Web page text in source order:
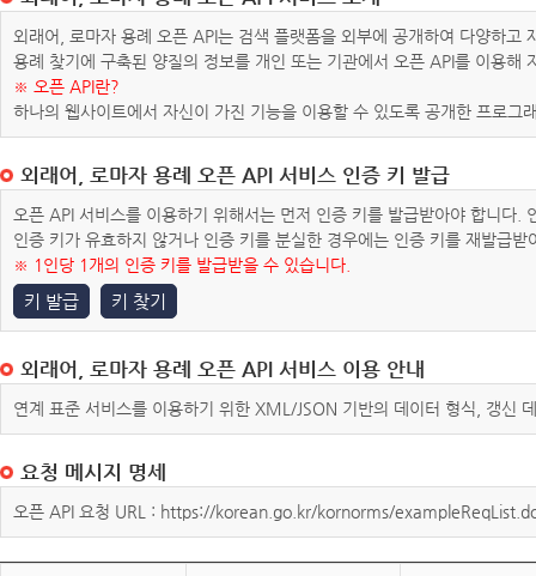
외래어, 로마자 용례 오픈 API는 검색 플랫폼을 외부에 공개하여 다양하
용례 찾기에 구축된 양질의 정보를 개인 또는 기관에서 오픈 API를 이용해
※ 오픈 API란?
하나의 웹사이트에서 자신이 가진 기능을 이용할 수 있도록 공개한 프로그
외래어, 로마자 용례 오픈 API 서비스 인증 키 발급
오픈 API 서비스를 이용하기 위해서는 먼저 인증 키를 발급받아야 합니다
인증 키가 유효하지 않거나 인증 키를 분실한 경우에는 인증 키를 재발급받
※ 1인당 1개의 인증 키를 발급받을 수 있습니다.
키 발급 키 찾기
외래어, 로마자 용례 오픈 API 서비스 이용 안내
연계 표준 서비스를 이용하기 위한 XML/JSON 기반의 데이터 형식, 갱신
요청 메시지 명세
오픈 API 요청 URL : https://korean.go.kr/kornorms/